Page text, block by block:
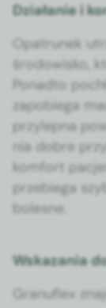
Działanie i
Opa­trunek
środowisko,
Pon­ad­to
zapo­b­ie­ga
przylep­na
nia dobre
kom­fort
prze­b­ie­ga
bolesne.
Wskazania
Granu­flex